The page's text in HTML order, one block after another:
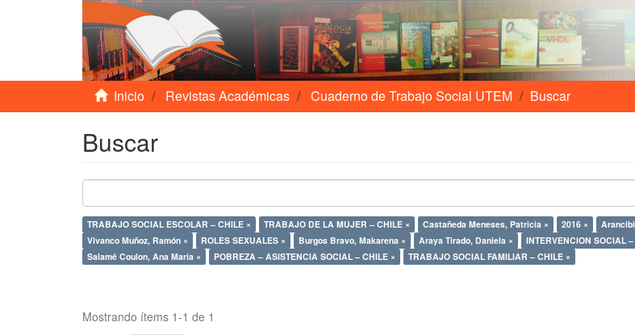
Inicio Revistas Académicas Cuaderno de Trabajo Social UTEM Buscar
Buscar
TRABAJO SOCIAL ESCOLAR – CHILE × TRABAJO DE LA MUJER – CHILE × Castañeda Meneses, Patricia × 2016 ×
Vivanco Muñoz, Ramón ×
ROLES SEXUALES × Burgos Bravo, Makarena × Araya Tirado, Daniela ×
INTERVENCION SOCIAL
Salamé Coulon, Ana María ×
POBREZA – ASISTENCIA SOCIAL – CHILE × TRABAJO SOCIAL FAMILIAR – CHILE ×
Mostrando ítems 1-1 de 1